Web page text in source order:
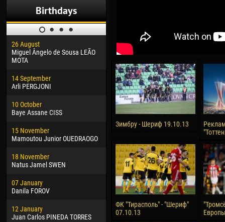
Birthdays
26 August
Miguel Ângelo de Sousa LEÃO
MOTA
14 September
Arli PERGJONI
10 October
Baye Assane CISS
15 November
Mamoutou Junior OUEDRAOGO
18 November
Natus Jamel SWEN
07 January
Danila FOROV
12 January
Juan Carlos PINEDA TORRES
30 January
Dhoraso Moreo KLAS
24 February
Vladislav COSTIN
02 March
Veaceslav COZMA
09 March
Emmanuel AFETSE
20 March
Jayder Moreno ASPRILLA
22 March
Samba KONÉ
26 March
Vitor Hugo Morais de OLIVEIRA
04
24
15
24
28
10
Зимбру - Шериф 19.10.13
ФК "Тирасполь" - "Шериф"
07.10.13